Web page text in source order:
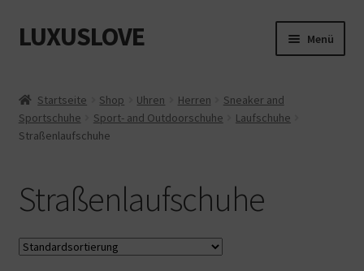
Zur
Navigation
Zum
Inhalt
LUXUSLOVE Menü
Cookie-Richtlinie (EU)
Impressum
Kasse
Startseite Shop Uhren Herren
Sneaker and
Sportschuhe
Sport- and Outdoorschuhe
Laufschuhe
Straßenlaufschuhe
Straßenlaufschuhe